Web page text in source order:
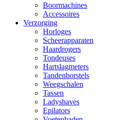
Boormachines
Accessoires
Verzorging
Horloges
Scheerapparaten
Haardrogers
Tondeuses
Hartslagmeters
Tandenborstels
Weegschalen
Tassen
Ladyshaves
Epilators